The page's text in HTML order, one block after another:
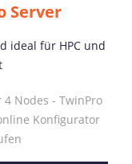
Server
ideal für HPC und
Nodes - TwinPro
Konfigurator